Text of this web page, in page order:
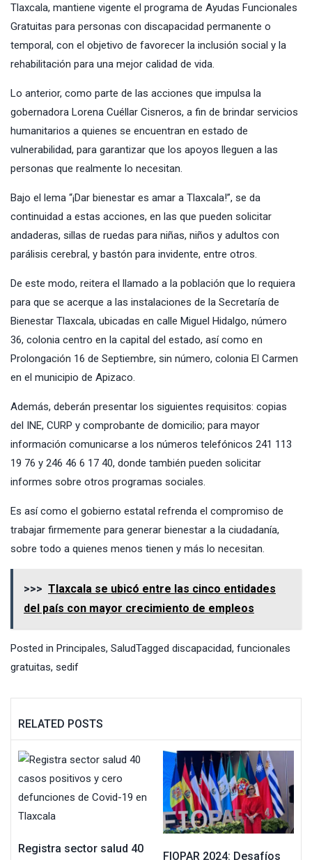
Tlaxcala, mantiene vigente el programa de Ayudas Funcionales
Gratuitas para personas con discapacidad permanente o
temporal, con el objetivo de favorecer la inclusión social y la
rehabilitación para una mejor calidad de vida.
Lo anterior, como parte de las acciones que impulsa la
gobernadora Lorena Cuéllar Cisneros, a fin de brindar servicios
humanitarios a quienes se encuentran en estado de
vulnerabilidad, para garantizar que los apoyos lleguen a las
personas que realmente lo necesitan.
Bajo el lema “¡Dar bienestar es amar a Tlaxcala!”, se da
continuidad a estas acciones, en las que pueden solicitar
andaderas, sillas de ruedas para niñas, niños y adultos con
parálisis cerebral, y bastón para invidente, entre otros.
De este modo, reitera el llamado a la población que lo requiera
para que se acerque a las instalaciones de la Secretaría de
Bienestar Tlaxcala, ubicadas en calle Miguel Hidalgo, número
36, colonia centro en la capital del estado, así como en
Prolongación 16 de Septiembre, sin número, colonia El Carmen
en el municipio de Apizaco.
Además, deberán presentar los siguientes requisitos: copias
del INE, CURP y comprobante de domicilio; para mayor
información comunicarse a los números telefónicos 241 113
19 76 y 246 46 6 17 40, donde también pueden solicitar
informes sobre otros programas sociales.
Es así como el gobierno estatal refrenda el compromiso de
trabajar firmemente para generar bienestar a la ciudadanía,
sobre todo a quienes menos tienen y más lo necesitan.
>>> Tlaxcala se ubicó entre las cinco entidades
del país con mayor crecimiento de empleos
Posted in Principales, SaludTagged discapacidad, funcionales
gratuitas, sedif
RELATED POSTS
Registra sector salud 40
FIOPAR 2024: Desafíos